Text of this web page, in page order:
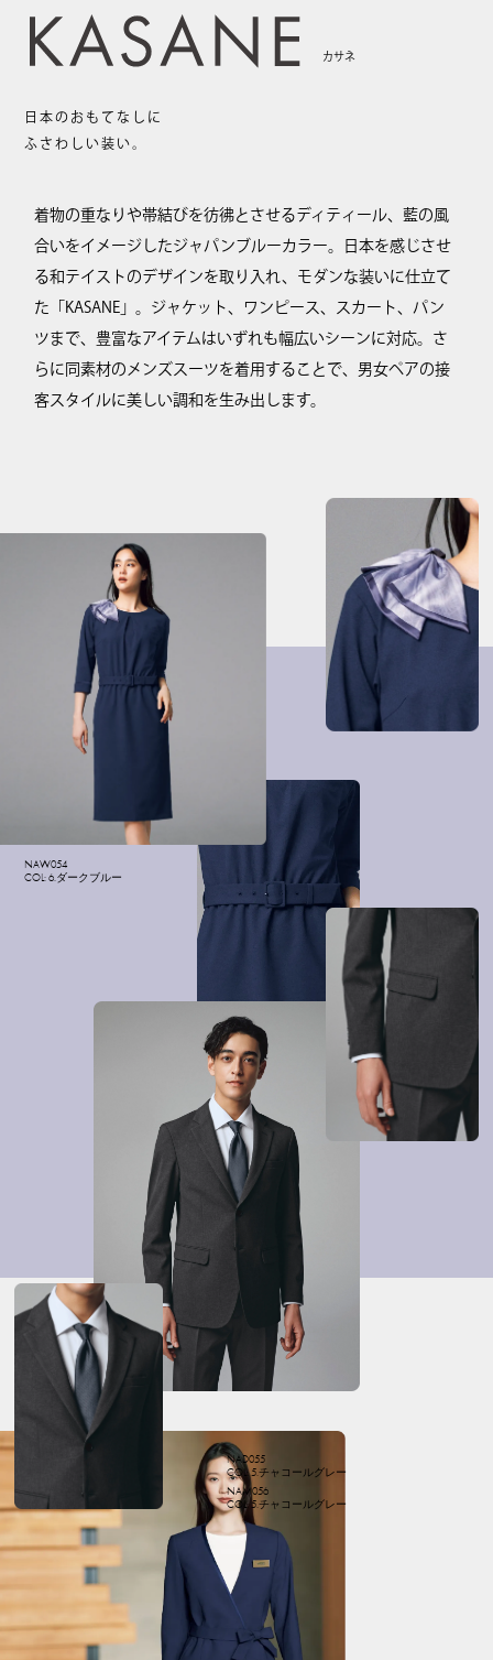
カサネ
日本のおもてなしに
ふさわしい装い。
着物の重なりや帯結びを彷彿とさせるディティール、藍の風
合いをイメージしたジャパンブルーカラー。日本を感じさせ
る和テイストのデザインを取り入れ、モダンな装いに仕立て
た「KASANE」。ジャケット、ワンピース、スカート、パン
ツまで、豊富なアイテムはいずれも幅広いシーンに対応。さ
らに同素材のメンズスーツを着用することで、男女ペアの接
客スタイルに美しい調和を生み出します。
NAW054
COL: 6.ダークブルー
NAD055
COL: 5.チャコールグレー
NAM056
COL: 5.チャコールグレー